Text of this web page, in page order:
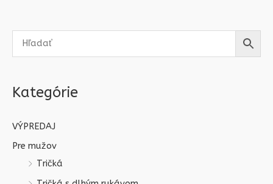
Kategórie
VÝPREDAJ
Pre mužov
Tričká